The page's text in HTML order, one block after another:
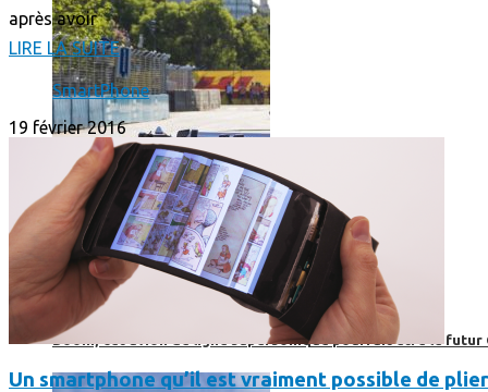
Boom, cet avion de ligne supersonique pourrait être le futur
après avoir
LIRE LA SUITE
SmartPhone
19 février 2016
Un smartphone qu’il est vraiment possible de